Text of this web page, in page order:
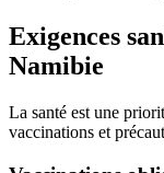
Exigences
Namibie
La santé est une
vaccinations et